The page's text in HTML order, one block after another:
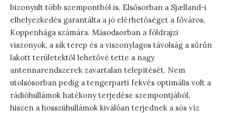
bizonyult több szempontból is. Elsősorban a Sjælland-i
elhelyezkedés garantálta a jó elérhetőséget a főváros,
Koppenhága számára. Másodsorban a földrajzi
viszonyok, a sík terep és a viszonylagos távolság a sűrűn
lakott területektől lehetővé tette a nagy
antennarendszerek zavartalan telepítését. Nem
utolsósorban pedig a tengerparti fekvés optimális volt a
rádióhullámok hatékony terjedése szempontjából,
hiszen a hosszúhullámok kiválóan terjednek a sós víz